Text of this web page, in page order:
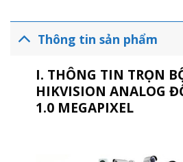
Thông tin sản phẩm
I. THÔNG TIN TRỌN
HIKVISION ANALOG
1.0 MEGAPIXEL